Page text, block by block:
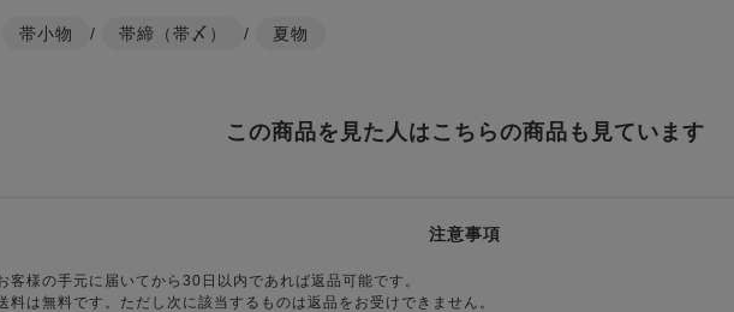
帯小物 / 帯締（帯〆） / 夏物
この商品を見た人はこちらの商品も見ています
注意事項
客様の手元に届いてから30日以内であれば返品可能です。
料は無料です。ただし次に該当するものは返品をお受けできません。